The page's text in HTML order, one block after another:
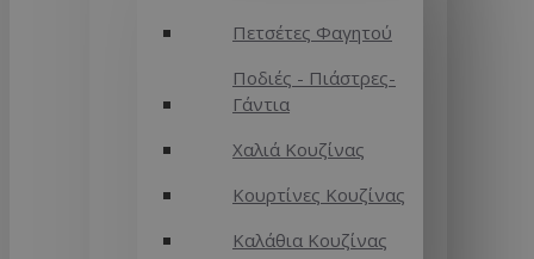
Πετσέτες Φαγητού
Ποδιές - Πιάστρες-
Γάντια
Χαλιά Κουζίνας
Κουρτίνες Κουζίνας
Καλάθια Κουζίνας